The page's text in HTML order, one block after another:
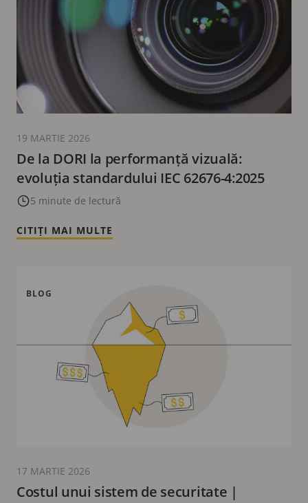
De la DORI la performanță vizuală:
evoluția standardului IEC 62676-4:2025
5 minute de lectură
19 MARTIE 2026
CITIȚI MAI MULTE
Costul unui sistem de securitate |
BLOG
17 MARTIE 2026